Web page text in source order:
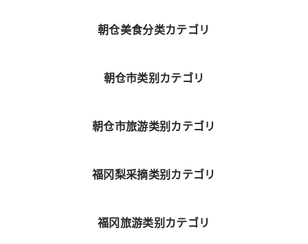
朝仓美食分类カテゴリ
朝仓市类别カテゴリ
朝仓市旅游类别カテゴリ
福冈梨采摘类别カテゴリ
福冈旅游类别カテゴリ